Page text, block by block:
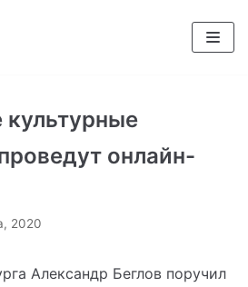
культурные
онлайн-
2020
Александр Беглов поручил